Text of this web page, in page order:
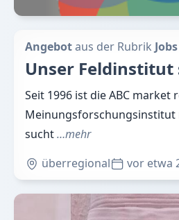
Angebotaus der Rubrik Jobs
Unser
Seit 1996 ist die ABC
Meinungsforschungsinstitut
sucht…mehr
überregional
vor etwa